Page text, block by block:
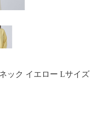
ック イエロー Lサイズ